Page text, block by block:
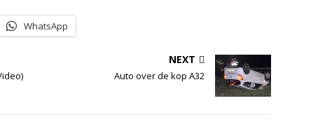
WhatsApp
NEXT
Auto over de kop A32